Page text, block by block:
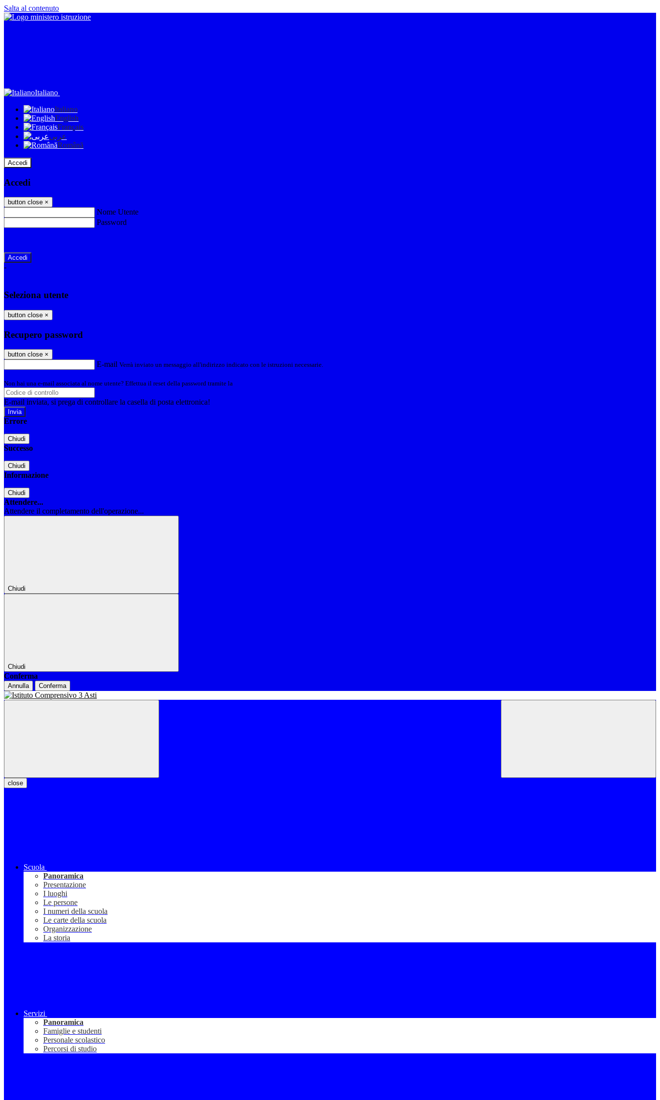
Salta al contenuto
Italiano
Italiano
English
Français
عربى
Română
Accedi
Accedi
button close ×
Nome Utente
Password
-
Seleziona utente
button close ×
Recupero password
button close ×
E-mail Verrà inviato un messaggio all'indirizzo indicato con le istruzioni necessarie.
Non hai una e-mail associata al nome utente? Effettua il reset della password tramite la
E-mail inviata, si prega di controllare la casella di posta elettronica!
Errore
Chiudi
Successo
Chiudi
Informazione
Chiudi
Attendere...
Attendere il completamento dell'operazione...
Chiudi
Chiudi
Conferma
Annulla Conferma
close
Scuola
Panoramica
Presentazione
I luoghi
Le persone
I numeri della scuola
Le carte della scuola
Organizzazione
La storia
Servizi
Panoramica
Famiglie e studenti
Personale scolastico
Percorsi di studio